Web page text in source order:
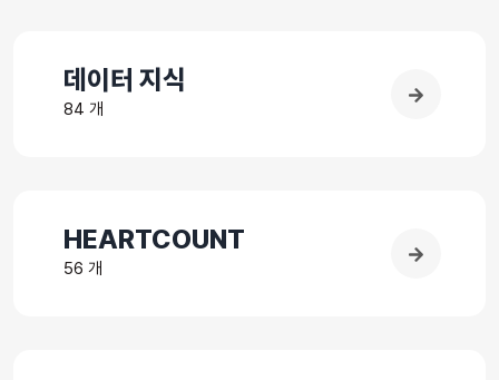
데이터 지식
84 개
HEARTCOUNT
56 개